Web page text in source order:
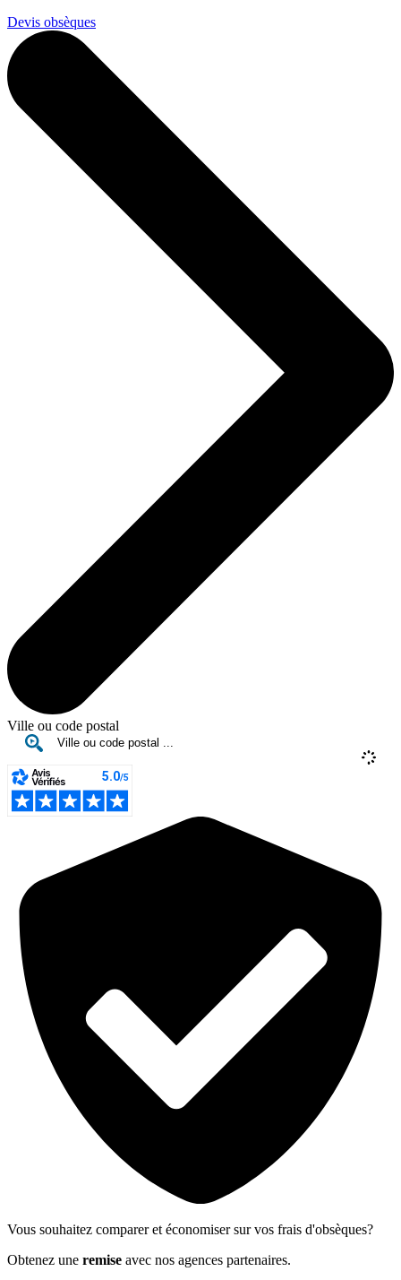
Devis obsèques
Ville ou code postal
Vous souhaitez comparer et économiser sur vos frais d'obsèques?
Obtenez une remise avec nos agences partenaires.